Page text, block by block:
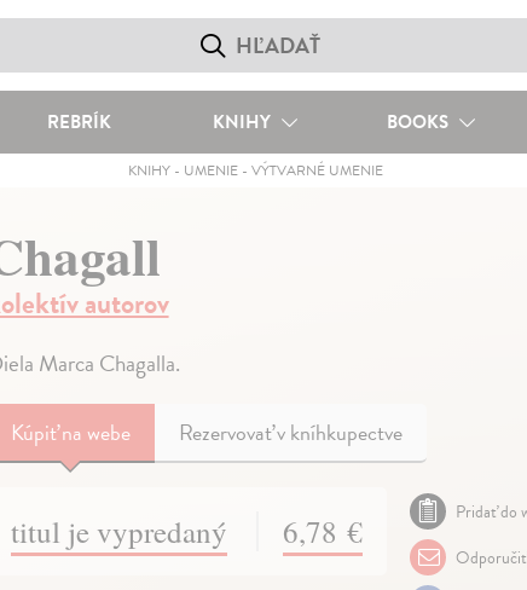
REBRÍK KNIHY BOOKS
KNIHY - UMENIE -VÝTVARNÉ UMENIE
autorov
Marca Chagalla.
Kúpiťna webe Rezervovať v kníhkupectve
titul je vypredaný 6,78 €
Pridať do